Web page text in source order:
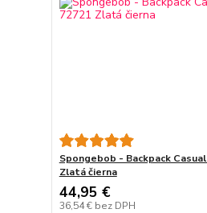
Spongebob - Backpack
Zlatá čierna
44,95 €
36,54 € bez DPH